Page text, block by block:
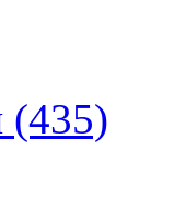
(435)